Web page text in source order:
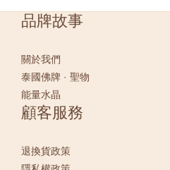
品牌故事
關於我們
泰國佛牌 · 聖物
能量水晶
顧客服務
退換貨政策